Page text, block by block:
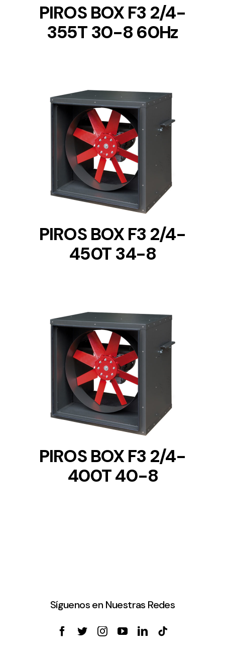
PIROS BOX F3 2/4-
355T 30-8 60Hz
DETAILS
PIROS BOX F3 2/4-
450T 34-8
DETAILS
PIROS BOX F3 2/4-
400T 40-8
Síguenos en Nuestras Redes